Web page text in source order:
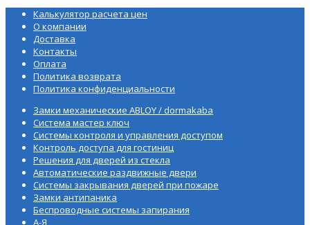
Калькулятор расчета цен
О компании
Доставка
Контакты
Оплата
Политика возврата
Политика конфиденциальности
Замки механические ABLOY / dormakaba
Система мастер ключ
Системы контроля и управления доступом
Контроль доступа для гостиниц
Решения для дверей из стекла
Автоматические раздвижные двери
Системы закрывания дверей при пожаре
Замки антипаника
Беспроводные системы запирания
А-Я